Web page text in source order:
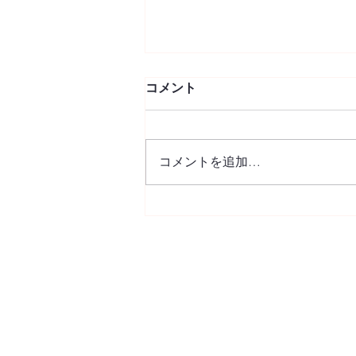
紫陽花散歩
コメント
コメントを追加…